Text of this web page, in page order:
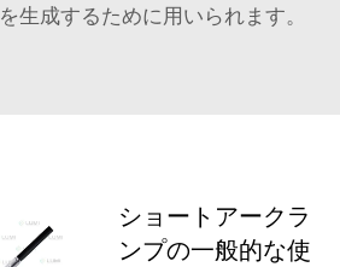
生成するために用いられます。
ショートアークラ
ンプの一般的な使